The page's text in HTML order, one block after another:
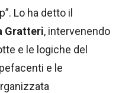
Lo ha detto il
Gratteri, intervenendo
e le logiche del
e le